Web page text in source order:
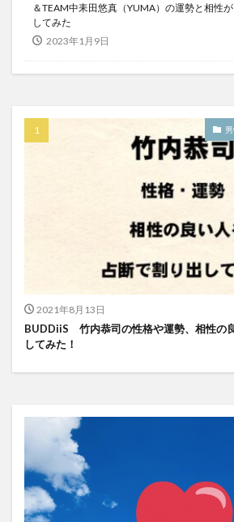
＆TEAM中耒田悠真（YUMA）の運勢と相性
してみた
2023年1月9日
2021年8月13日
BUDDiiS 竹内恭司の性格や運勢、相性の
してみた！